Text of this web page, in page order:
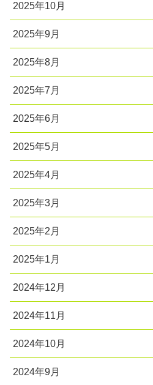
2025年10月
2025年9月
2025年8月
2025年7月
2025年6月
2025年5月
2025年4月
2025年3月
2025年2月
2025年1月
2024年12月
2024年11月
2024年10月
2024年9月